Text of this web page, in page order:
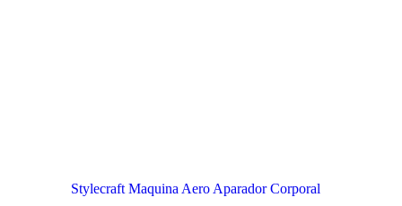
Stylecraft Maquina Aero Aparador Corporal